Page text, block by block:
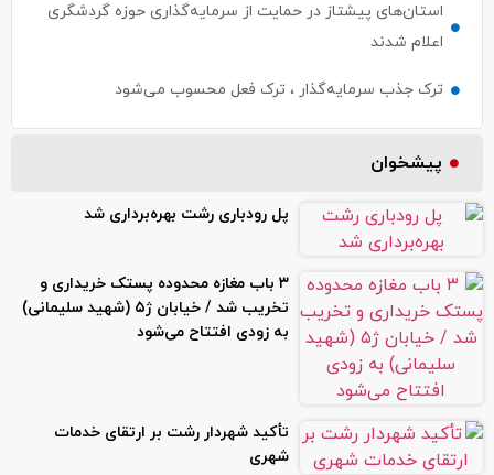
استان‌های پیشتاز در حمایت از سرمایه‌گذاری حوزه گردشگری
اعلام شدند
ترک جذب سرمایه‌گذار ، ترک فعل محسوب می‌شود
پیشخوان
پل رودباری رشت بهره‌برداری شد
۳ باب مغازه محدوده پستک خریداری و
تخریب شد / خیابان ژ۵ (شهید سلیمانی)
به زودی افتتاح می‌شود
تأکید شهردار رشت بر ارتقای خدمات
شهری